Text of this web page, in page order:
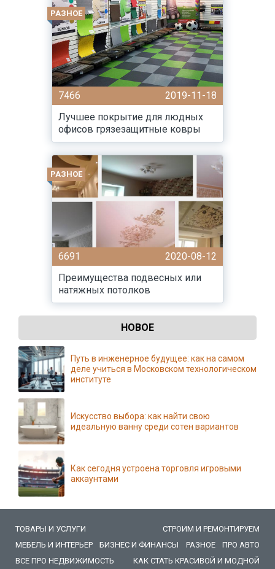
РАЗНОЕ
7466
2019-11-18
Лучшее покрытие для людных
офисов грязезащитные ковры
РАЗНОЕ
6691
2020-08-12
Преимущества подвесных или
натяжных потолков
НОВОЕ
Путь в инженерное будущее: как на самом
деле учиться в Московском технологическом
институте
Искусство выбора: как найти свою
идеальную ванну среди сотен вариантов
Как сегодня устроена торговля игровыми
аккаунтами
ТОВАРЫ И УСЛУГИ
СТРОИМ И РЕМОНТИРУЕМ
МЕБЕЛЬ И ИНТЕРЬЕР
БИЗНЕС И ФИНАНСЫ РАЗНОЕ
ПРО АВТО
ВСЕ ПРО НЕДВИЖИМОСТЬ
КАК СТАТЬ КРАСИВОЙ И МОДНОЙ